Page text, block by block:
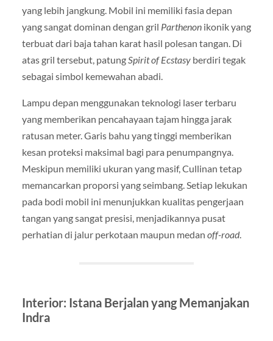
yang lebih jangkung. Mobil ini memiliki fasia depan
yang sangat dominan dengan gril Parthenonikonik yang
terbuat dari baja tahan karat hasil polesan tangan. Di
atas gril tersebut, patung Spirit of Ecstasyberdiri tegak
sebagai simbol kemewahan abadi.
Lampu depan menggunakan teknologi laser terbaru
yang memberikan pencahayaan tajam hingga jarak
ratusan meter. Garis bahu yang tinggi memberikan
kesan proteksi maksimal bagi para penumpangnya.
Meskipun memiliki ukuran yang masif, Cullinan tetap
memancarkan proporsi yang seimbang. Setiap lekukan
pada bodi mobil ini menunjukkan kualitas pengerjaan
tangan yang sangat presisi, menjadikannya pusat
perhatian di jalur perkotaan maupun medan off-road.
Interior: Istana Berjalan yang Memanjakan
Indra